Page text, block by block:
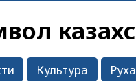
Культура